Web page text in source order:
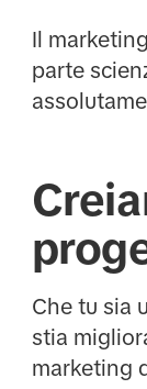
Il
parte
Che tu sia
stia
marketing